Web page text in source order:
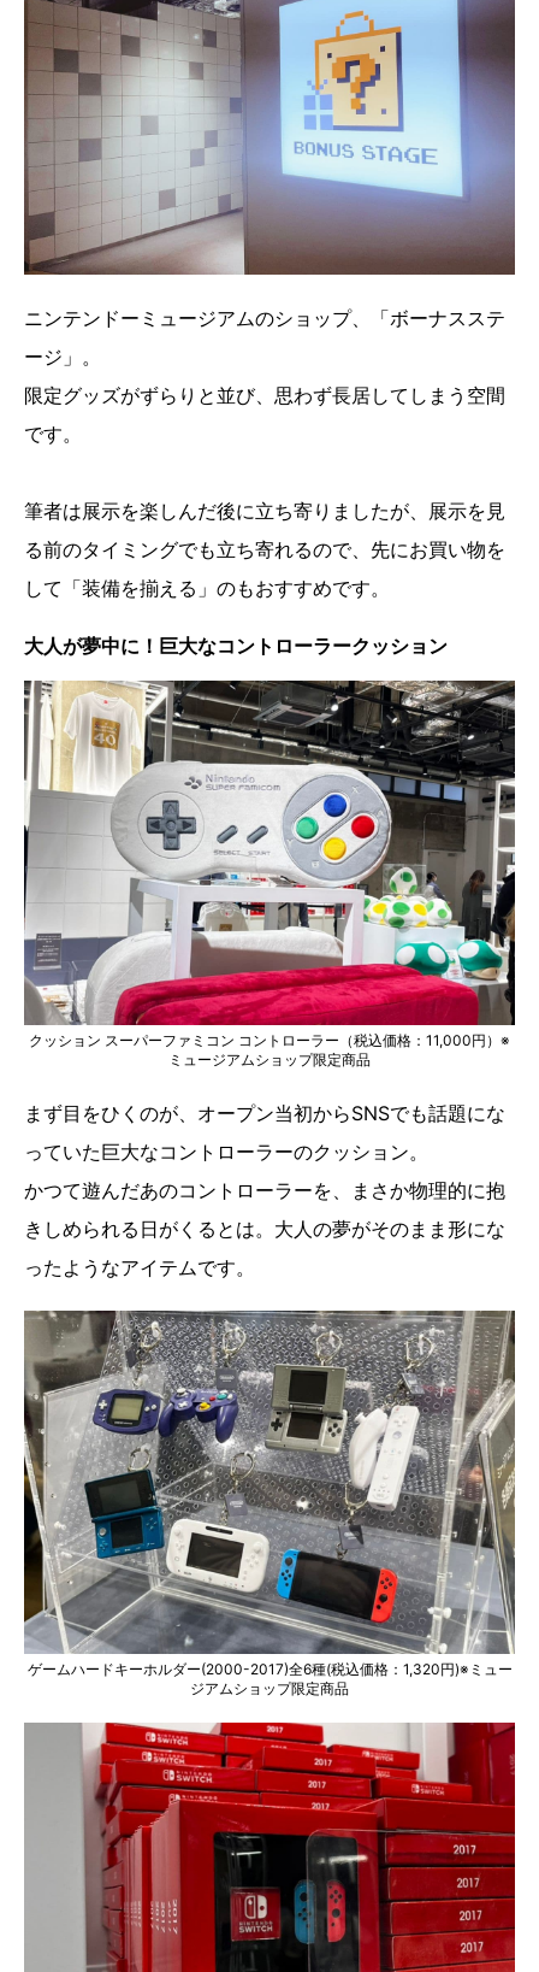
ニンテンドーミュージアムのショップ、「ボーナスステ
ージ」。
限定グッズがずらりと並び、思わず長居してしまう空間
です。
筆者は展示を楽しんだ後に立ち寄りましたが、展示を見
る前のタイミングでも立ち寄れるので、先にお買い物を
して「装備を揃える」のもおすすめです。
大人が夢中に！巨大なコントローラークッション
クッション スーパーファミコン コントローラー（税込価格：11,000円）※
ミュージアムショップ限定商品
まず目をひくのが、オープン当初からSNSでも話題にな
っていた巨大なコントローラーのクッション。
かつて遊んだあのコントローラーを、まさか物理的に抱
きしめられる日がくるとは。大人の夢がそのまま形にな
ったようなアイテムです。
ゲームハードキーホルダー(2000-2017)全6種(税込価格：1,320円)※ミュー
ジアムショップ限定商品